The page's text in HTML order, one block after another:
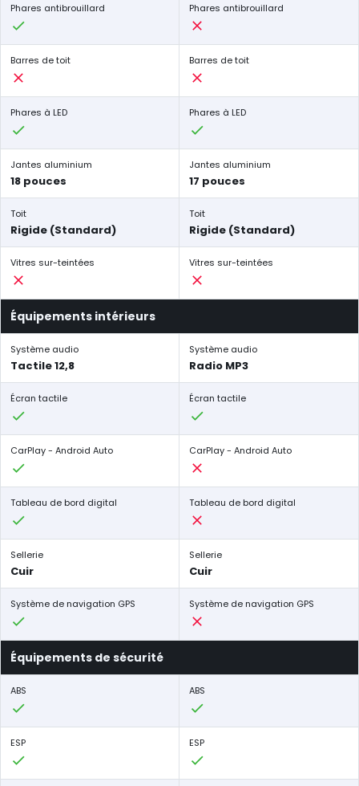
Phares antibrouillard Phares antibrouillard
Barres de toit Barres de toit
Phares à LED Phares à LED
Jantes aluminium
18 pouces
Jantes aluminium
17 pouces
Toit
Rigide (Standard)
Toit
Rigide (Standard)
Vitres sur-teintées Vitres sur-teintées
Équipements intérieurs
Système audio
Tactile 12,8
Système audio
Radio MP3
Écran tactile Écran tactile
CarPlay - Android Auto CarPlay - Android Auto
Tableau de bord digital Tableau de bord digital
Sellerie
Cuir
Sellerie
Cuir
Système de navigation GPS Système de navigation GPS
Équipements de sécurité
ABS ABS
ESP ESP